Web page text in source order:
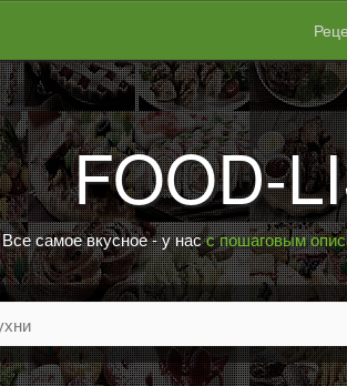
FOOD-
Все самое вкусное - у насс пошаговым